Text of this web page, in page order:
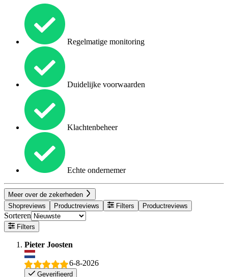
Regelmatige monitoring
Duidelijke voorwaarden
Klachtenbeheer
Echte ondernemer
Meer over de zekerheden
Shopreviews
Productreviews Filters Productreviews
Sorteren
Filters
Pieter Joosten
6-8-2026
Geverifieerd